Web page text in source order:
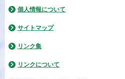
個人情報について
サイトマップ
リンク集
リンクについて